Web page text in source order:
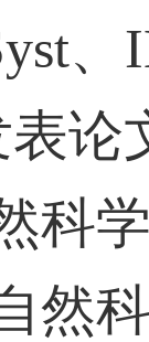
、
论
科
然